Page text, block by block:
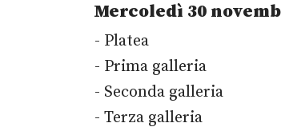
Mercoledì 30
- Platea
- Prima galleria
- Seconda galleria
- Terza galleria